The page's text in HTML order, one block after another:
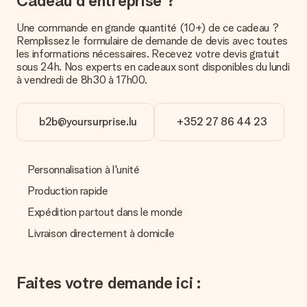
cadeaux dans des paquets joliment décorés pour un effet de
directement l’envoyer au destinataire.
Délai de livraison, options de livraison et frais
de port
Est-ce que je peux choisir la date de livraison ?
Il n’est, en ce moment, pas possible de choisir une date
précise pour votre cadeau.
cadeau sera livré ?
Quelles sont les options de livraison ?
Pour l’instant, il n’est pas (encore) possible de choisir une
option de livraison. Le cadeau commandé vous est envoyé par
Une commande en grande quantité (10+) de ce cadeau ?
Remplissez le formulaire de demande de devis avec toutes
les informations nécessaires. Recevez votre devis gratuit
sous 24h. Nos experts en cadeaux sont disponibles du lundi
à vendredi de 8h30 à 17h00.
b2b@yoursurprise.lu +352 27 86 44 23
Personnalisation à l'unité
Production rapide
Expédition partout dans le monde
Livraison directement à domicile
Faites votre demande ici :